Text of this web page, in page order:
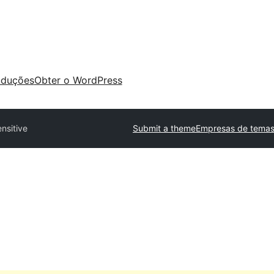
Obter o WordPress
Submit a themeEmpresas de